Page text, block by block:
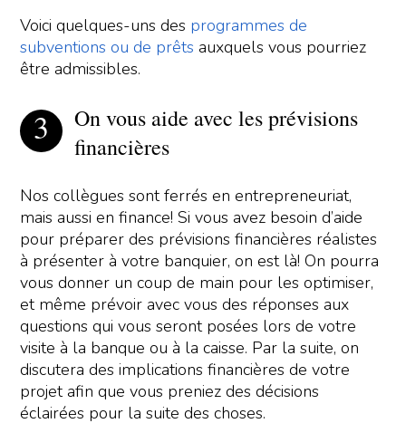
Voici quelques-uns des programmes de
subventions ou de prêts auxquels vous pourriez
être admissibles.
On vous aide avec les prévisions
financières
Nos collègues sont ferrés en entrepreneuriat,
mais aussi en finance! Si vous avez besoin d’aide
pour préparer des prévisions financières réalistes
à présenter à votre banquier, on est là! On pourra
vous donner un coup de main pour les optimiser,
et même prévoir avec vous des réponses aux
questions qui vous seront posées lors de votre
visite à la banque ou à la caisse. Par la suite, on
discutera des implications financières de votre
projet afin que vous preniez des décisions
éclairées pour la suite des choses.